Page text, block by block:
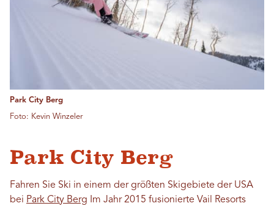
Park City Berg
Foto: Kevin Winzeler
Park City Berg
Fahren Sie Ski in einem der größten Skigebiete der USA
bei Park City Berg Im Jahr 2015 fusionierte Vail Resorts